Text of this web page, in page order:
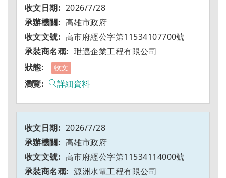
2026/7/28
高雄市政府
高市府經公字第11534107700號
玴邁企業工程有限公司
收文
詳細資料
2026/7/28
高雄市政府
高市府經公字第11534114000號
源洲水電工程有限公司